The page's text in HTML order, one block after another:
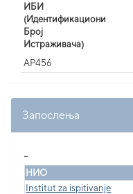
ИБИ
(Идентификациони
Број
Истраживача)
AP456
Запослења
НИО
Institut za ispitivanje